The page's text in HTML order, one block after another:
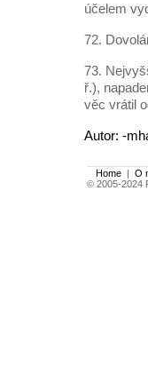
účelem
72.
73.
ř.),
věc vrátil
Autor: -
Home | O
© 2005-2024